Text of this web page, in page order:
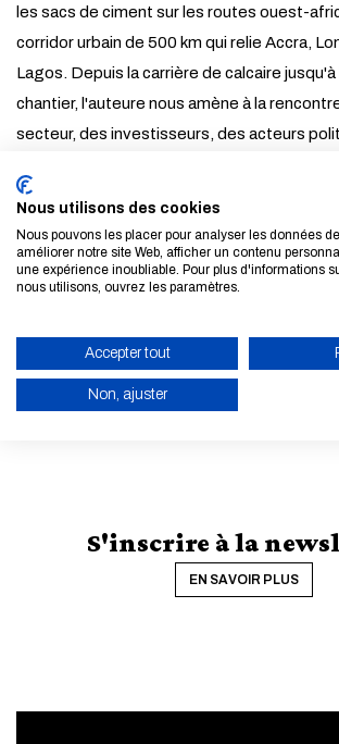
les sacs de ciment sur les routes ouest-
corridor urbain de 500 km qui relie Accra,
Lagos. Depuis la carrière de calcaire jusqu'à
chantier, l'auteure nous amène à la
secteur, des investisseurs, des acteurs
maison "en dur". À travers l'exploration
multiples enjeux politiques, sociaux et
ouvrage nous appelle à repenser les
l'urbain, l'humain et le monde.
TOUTES LES ACTUALITÉS ET LES
S'inscrire à la
EN SAVOIR PLUS
Nous utilisons des cookies
Nous pouvons les placer pour analyser les données
améliorer notre site Web, afficher un contenu
une expérience inoubliable. Pour plus d'informations
nous utilisons, ouvrez les paramètres.
Accepter tout
Non, ajuster